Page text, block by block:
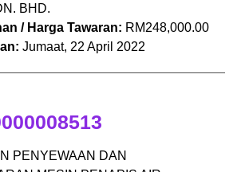
BHD.
/ Harga Tawaran: RM248,000.00
Jumaat, 22 April 2022
PENYEWAAN DAN